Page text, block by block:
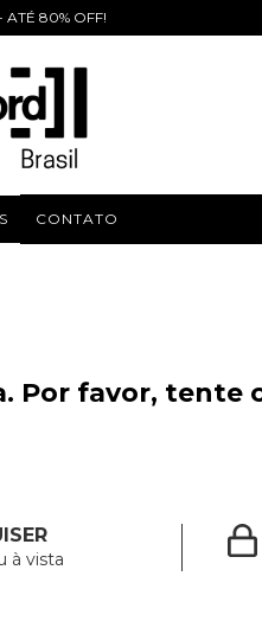
ATÉ 80% OFF!
CONTATO
Por favor,
à vista